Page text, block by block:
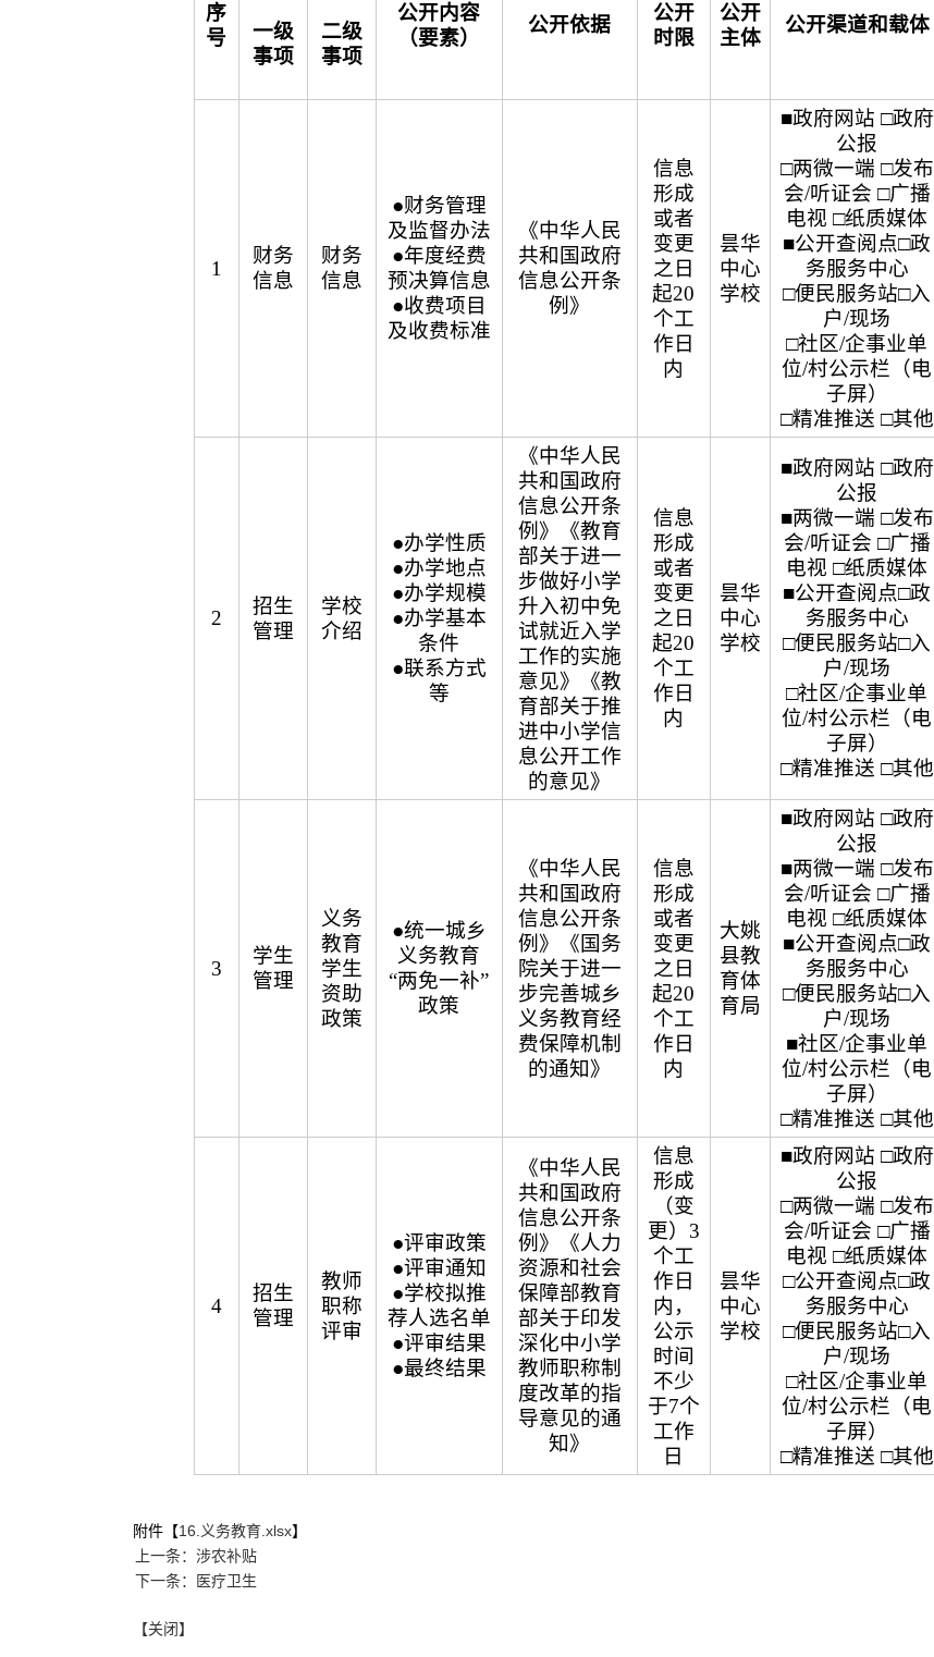
序
号
公开内容
（要素）
公开依据
公开
时限
公开
主体
公开渠道和载体
一级
事项
二级
事项
1
财务
信息
财务
信息
●财务管理
及监督办法
●年度经费
预决算信息
●收费项目
及收费标准
《中华人民
共和国政府
信息公开条
例》
信息
形成
或者
变更
之日
起20
个工
作日
内
昙华
中心
学校
■政府网站 □政府
公报
□两微一端 □发布
会/听证会 □广播
电视 □纸质媒体
■公开查阅点□政
务服务中心
□便民服务站□入
户/现场
□社区/企事业单
位/村公示栏（电
子屏）
□精准推送 □其他
2
招生
管理
学校
介绍
●办学性质
●办学地点
●办学规模
●办学基本
条件
●联系方式
等
《中华人民
共和国政府
信息公开条
例》《教育
部关于进一
步做好小学
升入初中免
试就近入学
工作的实施
意见》《教
育部关于推
进中小学信
息公开工作
的意见》
信息
形成
或者
变更
之日
起20
个工
作日
内
昙华
中心
学校
■政府网站 □政府
公报
■两微一端 □发布
会/听证会 □广播
电视 □纸质媒体
■公开查阅点□政
务服务中心
□便民服务站□入
户/现场
□社区/企事业单
位/村公示栏（电
子屏）
□精准推送 □其他
3
学生
管理
义务
教育
学生
资助
政策
●统一城乡
义务教育
“两免一补”
政策
《中华人民
共和国政府
信息公开条
例》《国务
院关于进一
步完善城乡
义务教育经
费保障机制
的通知》
信息
形成
或者
变更
之日
起20
个工
作日
内
大姚
县教
育体
育局
■政府网站 □政府
公报
■两微一端 □发布
会/听证会 □广播
电视 □纸质媒体
■公开查阅点□政
务服务中心
□便民服务站□入
户/现场
■社区/企事业单
位/村公示栏（电
子屏）
□精准推送 □其他
4
招生
管理
教师
职称
评审
●评审政策
●评审通知
●学校拟推
荐人选名单
●评审结果
●最终结果
《中华人民
共和国政府
信息公开条
例》《人力
资源和社会
保障部教育
部关于印发
深化中小学
教师职称制
度改革的指
导意见的通
知》
信息
形成
（变
更）3
个工
作日
内，
公示
时间
不少
于7个
工作
日
昙华
中心
学校
■政府网站 □政府
公报
□两微一端 □发布
会/听证会 □广播
电视 □纸质媒体
□公开查阅点□政
务服务中心
□便民服务站□入
户/现场
□社区/企事业单
位/村公示栏（电
子屏）
□精准推送 □其他
附件【16.义务教育.xlsx】
上一条：涉农补贴
下一条：医疗卫生
【关闭】